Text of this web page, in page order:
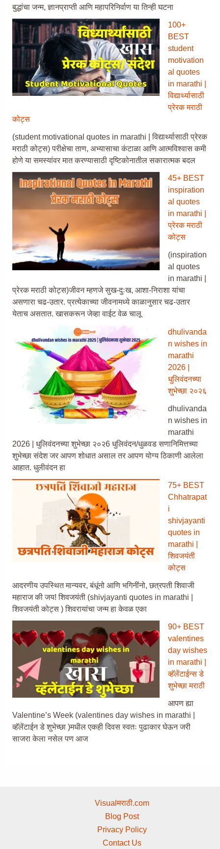
बुद्धांचा जन्म, ज्ञानप्राप्ती आणि महापरिनिर्वाण या तिन्ही घटना
100+
BEST
student
motivation
al quotes
in marathi |
विद्यार्थ्यासाठी
प्रेरक मराठी
कोट्स
(student motivational quotes in marathi | विद्यार्थ्यासाठी प्रेरक
मराठी कोट्स) परीक्षेचा ताण, अभ्यासाचा कंटाळा आणि आत्मविश्वास कमी
होणे या समस्यांवर मात करण्यासाठी दृष्टिकोनातील सकारात्मक बदल
45+ BEST
inspiration
al quotes
in marathi |
प्रेरक मराठी
कोट्स
(inspiration
al quotes
in marathi |
प्रेरक मराठी कोट्स)जीवन म्हणजे सुख-दुःख, आशा-निराशा यांचा
असणारा चढ-उतार. प्रत्येकाच्या जीवनामध्ये काळानुसार चढ-उतार
येताच असतात. खासकरून जेव्हा वाईट वेळ चालू
dhulivanda
n wishes in
marathi
2026 |
धुलिवंदनच्या
शुभेच्छा २०२६
dhulivanda
n wishes in
marathi
2026 | धुलिवंदनच्या शुभेच्छा २०२6 धुलिवंदन/धुळवड सणानिमित्तच्या
शुभेच्छा संदेश जर आपण शोधात असाल तर आपण योग्य ठिकाणी आलेला
आहात. धुलीवंदन हा
75+ BEST
Chhatrapat
i
shivjayanti
quotes in
marathi |
शिवजयंती
कोट्स
आदरणीय उपस्थित मान्यवर, बंधूंनो आणि भगिनींनो, छत्रपती शिवाजी
महाराज की जय! शिवजयंती (shivjayanti quotes in marathi |
शिवजयंती कोट्स ) शिवरायांचा जन्म हा केवळ एका
90+ BEST
valentines
day wishes
in marathi |
व्हॅलेंटाईन्स डे
शुभेच्छा मराठी
आपण ह्या
Valentine’s Week (valentines day wishes in marathi |
व्हॅलेंटाईन डे शुभेच्छा )मधील एकही दिवस स्वतः पुढाकार घेऊन जरी
साजरा केला नसेल पण आज
Visualमराठी.com
Blog Post
Privacy Policy
Contact Us